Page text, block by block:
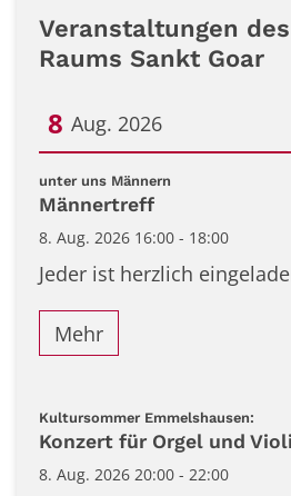
Veranstaltungen
Raums Sankt Goar
8 Aug. 2026
Datum: 8. August 2026
unter uns Männern
Männertreff
8. Aug. 2026 16:00 - 18:00
Jeder ist herzlich
Mehr
Kultursommer Emmelshausen:
Konzert für Orgel und
8. Aug. 2026 20:00 - 22:00